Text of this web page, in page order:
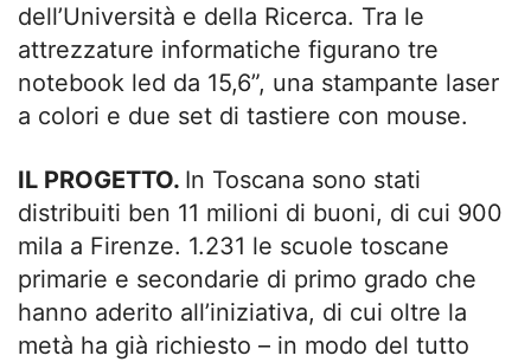
dell’Università e della Ricerca. Tra le
attrezzature informatiche figurano tre
notebook led da 15,6”, una stampante laser
a colori e due set di tastiere con mouse.
IL PROGETTO. In Toscana sono stati
distribuiti ben 11 milioni di buoni, di cui 900
mila a Firenze. 1.231 le scuole toscane
primarie e secondarie di primo grado che
hanno aderito all’iniziativa, di cui oltre la
metà ha già richiesto – in modo del tutto